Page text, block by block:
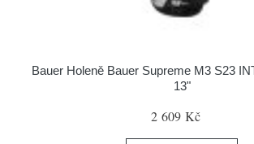
Bauer Holeně Bauer Supreme M3 S23
13"
2 609 Kč